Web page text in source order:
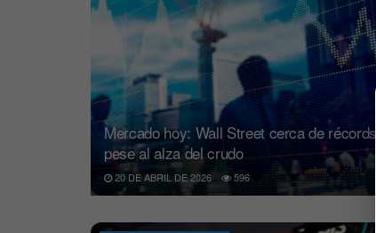
Mercado hoy: Wall Street cerca de récords
pese al alza del crudo
20 DE ABRIL DE 2026 596